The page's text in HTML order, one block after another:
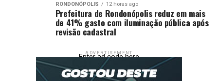
RONDONÓPOLIS 12 horas ago
Prefeitura de Rondonópolis reduz em mais
de 41% gasto com iluminação pública após
revisão cadastral
ADVERTISEMENT
Enter ad code here